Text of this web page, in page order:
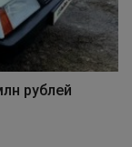
рублей